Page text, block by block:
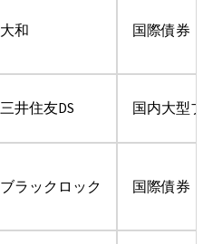
大和 国際債券
三井住友DS 国内大型
ブラックロック 国際債券